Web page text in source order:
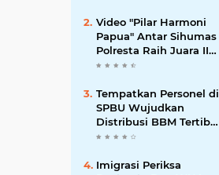
Video "Pilar Harmoni
Papua" Antar Sihumas
Polresta Raih Juara II
Lomba Video Kreatif
80
‎Tempatkan Personel di
SPBU Wujudkan
Distribusi BBM Tertib
Hadirkan Kenyamanan
Imigrasi Periksa